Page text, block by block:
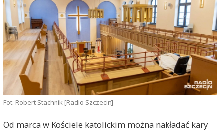
Fot. Robert Stachnik [Radio Szczecin]
Od marca w Kościele katolickim można nakładać kary